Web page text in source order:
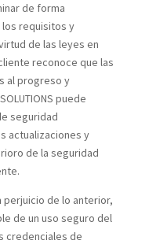
de forma
requisitos y
de las leyes en
reconoce que las
al progreso y
puede
seguridad
actualizaciones y
de la seguridad
perjuicio de lo anterior,
de un uso seguro del
credenciales de